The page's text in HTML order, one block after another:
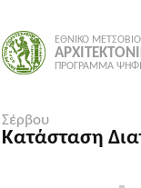
ΕΘΝΙΚΟ
ΠΡΟΓΡΑΜΜΑ
Σέρβου
Κατάσταση